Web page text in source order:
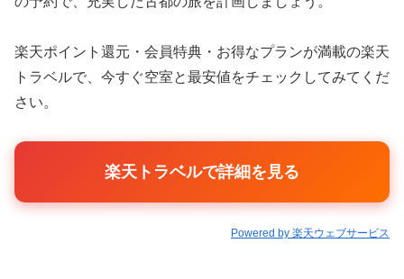
楽天ポイント還元・会員特典・お得なプランが満載の楽天
トラベルで、今すぐ空室と最安値をチェックしてみてくだ
さい。
楽天トラベルで詳細を見る
Powered by 楽天ウェブサービス